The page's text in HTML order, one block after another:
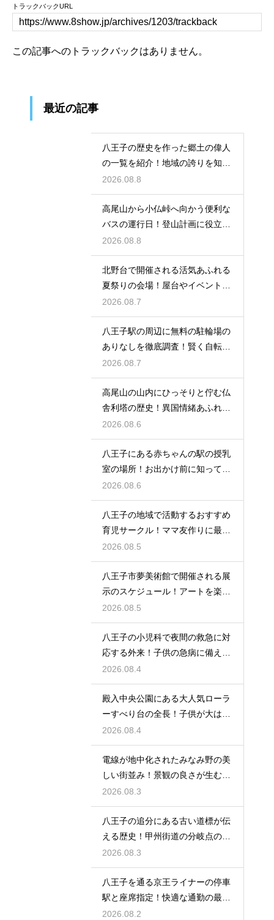
トラックバックURL
この記事へのトラックバックはありません。
最近の記事
八王子の歴史を作った郷土の偉人
の一覧を紹介！地域の誇りを知る
学びの旅
2026.08.8
高尾山から小仏峠へ向かう便利な
バスの運行日！登山計画に役立つ
時刻表
2026.08.8
北野台で開催される活気あふれる
夏祭りの会場！屋台やイベントを
大満喫
2026.08.7
八王子駅の周辺に無料の駐輪場の
ありなしを徹底調査！賢く自転車
を止める
2026.08.7
高尾山の山内にひっそりと佇む仏
舎利塔の歴史！異国情緒あふれる
建造物
2026.08.6
八王子にある赤ちゃんの駅の授乳
室の場所！お出かけ前に知ってお
きたい事
2026.08.6
八王子の地域で活動するおすすめ
育児サークル！ママ友作りに最適
な場所
2026.08.5
八王子市夢美術館で開催される展
示のスケジュール！アートを楽し
む休日の旅
2026.08.5
八王子の小児科で夜間の救急に対
応する外来！子供の急病に備える
安心情報
2026.08.4
殿入中央公園にある大人気ローラ
ーすべり台の全長！子供が大はし
ゃぎの遊具
2026.08.4
電線が地中化されたみなみ野の美
しい街並み！景観の良さが生む住
みやすさ
2026.08.3
八王子の追分にある古い道標が伝
える歴史！甲州街道の分岐点の真
実に迫る
2026.08.3
八王子を通る京王ライナーの停車
駅と座席指定！快適な通勤の最強
の裏ワザ
2026.08.2